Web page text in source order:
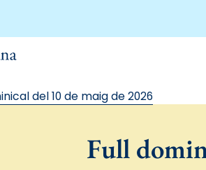
del 10 de maig de 2026
Full